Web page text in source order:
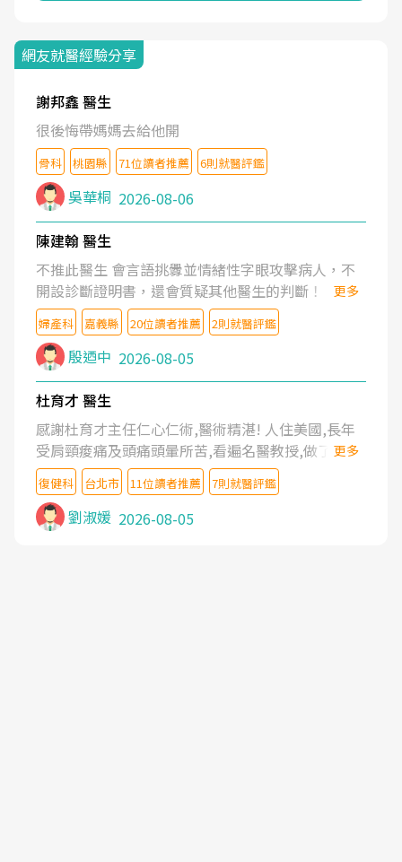
網友就醫經驗分享
謝邦鑫 醫生
很後悔帶媽媽去給他開
骨科 桃園縣 71位讀者推薦 6則就醫評鑑
吳華桐 2026-08-06
陳建翰 醫生
不推此醫生 會言語挑釁並情緒性字眼攻擊病人，不
開設診斷證明書，還會質疑其他醫生的判斷！
更多
婦產科 嘉義縣 20位讀者推薦 2則就醫評鑑
殷迺中 2026-08-05
杜育才 醫生
感謝杜育才主任仁心仁術,醫術精湛! 人住美國,長年
受肩頸痠痛及頭痛頭暈所苦,看遍名醫教授,做了各種
檢查,也嘗試過西醫打針,中醫針灸及物理徒手治療都
沒有用,後來連吃到嗎啡類止痛藥都效果有限,只是壓
症狀,沒多久就痛起來,多年失眠嚴重影響生活品質.
台灣親友介紹忠孝醫院杜育才主任是頸頭症候群專
更多
復健科 台北市 11位讀者推薦 7則就醫評鑑
劉淑媛 2026-08-05